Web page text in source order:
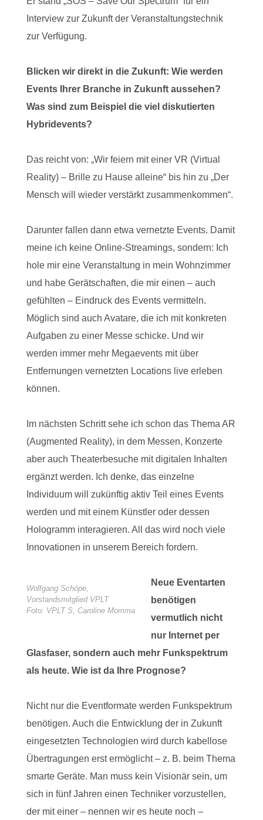
Interview zur Zukunft der Veranstaltungstechnik
zur Verfügung.
Blicken wir direkt in die Zukunft: Wie werden
Events Ihrer Branche in Zukunft aussehen?
Was sind zum Beispiel die viel diskutierten
Hybridevents?
Das reicht von: „Wir feiern mit einer VR (Virtual
Reality) – Brille zu Hause alleine“ bis hin zu „Der
Mensch will wieder verstärkt zusammenkommen“.
Darunter fallen dann etwa vernetzte Events. Damit
meine ich keine Online-Streamings, sondern: Ich
hole mir eine Veranstaltung in mein Wohnzimmer
und habe Gerätschaften, die mir einen – auch
gefühlten – Eindruck des Events vermitteln.
Möglich sind auch Avatare, die ich mit konkreten
Aufgaben zu einer Messe schicke. Und wir
werden immer mehr Megaevents mit über
Entfernungen vernetzten Locations live erleben
können.
Im nächsten Schritt sehe ich schon das Thema AR
(Augmented Reality), in dem Messen, Konzerte
aber auch Theaterbesuche mit digitalen Inhalten
ergänzt werden. Ich denke, das einzelne
Individuum will zukünftig aktiv Teil eines Events
werden und mit einem Künstler oder dessen
Hologramm interagieren. All das wird noch viele
Innovationen in unserem Bereich fordern.
Wolfgang Schöpe,
Vorstandsmitglied VPLT
Foto: VPLT S, Caroline Momma
Neue Eventarten
benötigen
vermutlich nicht
nur Internet per
Glasfaser, sondern auch mehr Funkspektrum
als heute. Wie ist da Ihre Prognose?
Nicht nur die Eventformate werden Funkspektrum
benötigen. Auch die Entwicklung der in Zukunft
eingesetzten Technologien wird durch kabellose
Übertragungen erst ermöglicht – z. B. beim Thema
smarte Geräte. Man muss kein Visionär sein, um
sich in fünf Jahren einen Techniker vorzustellen,
der mit einer – nennen wir es heute noch –